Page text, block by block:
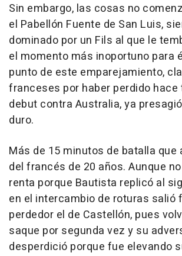
Sin embargo, las cosas no
el Pabellón Fuente de San Luis,
dominado por un Fils al que le
el momento más inoportuno para
punto de este emparejamiento,
franceses por haber perdido hace
debut contra Australia, ya
duro.
Más de 15 minutos de batalla que
del francés de 20 años. Aunque
renta porque Bautista replicó al
en el intercambio de roturas salió
perdedor el de Castellón, pues
saque por segunda vez y su
desperdició porque fue elevando